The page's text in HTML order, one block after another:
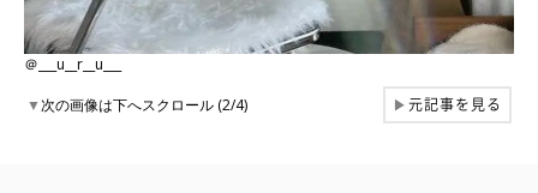
＠___u__r__u___
▼次の画像は下へスクロール (2/4) ▶元記事を見る